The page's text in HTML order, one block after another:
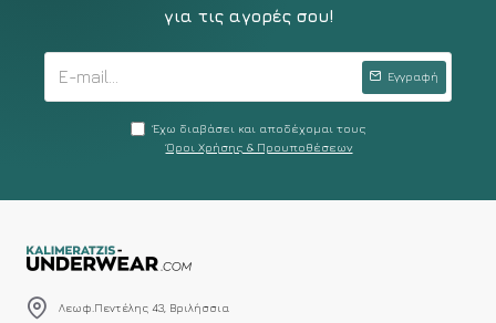
για τις αγορές σου!
Εγγραφή
Έχω διαβάσει και αποδέχομαι τους
Όροι Χρήσης & Προυποθέσεων
Λεωφ.Πεντέλης 43, Βριλήσσια